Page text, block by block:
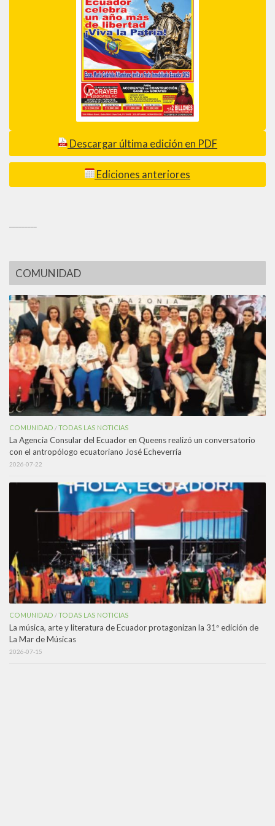
Descargar última edición en PDF
Ediciones anteriores
COMUNIDAD
COMUNIDAD /TODAS LAS NOTICIAS
La Agencia Consular del Ecuador en Queens realizó un conversatorio
con el antropólogo ecuatoriano José Echeverría
2026-07-22
COMUNIDAD /TODAS LAS NOTICIAS
La música, arte y literatura de Ecuador protagonizan la 31ª edición de
La Mar de Músicas
2026-07-15